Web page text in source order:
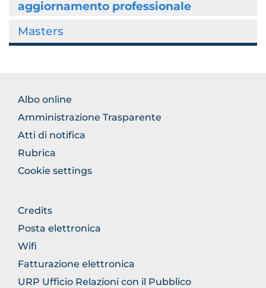
aggiornamento professionale
Masters
BROWSE
THE
SECTION
Albo online
Amministrazione Trasparente
Atti di notifica
Rubrica
Cookie settings
BROWSE
THE
SECTION
Credits
Posta elettronica
Wifi
Fatturazione elettronica
URP Ufficio Relazioni con il Pubblico